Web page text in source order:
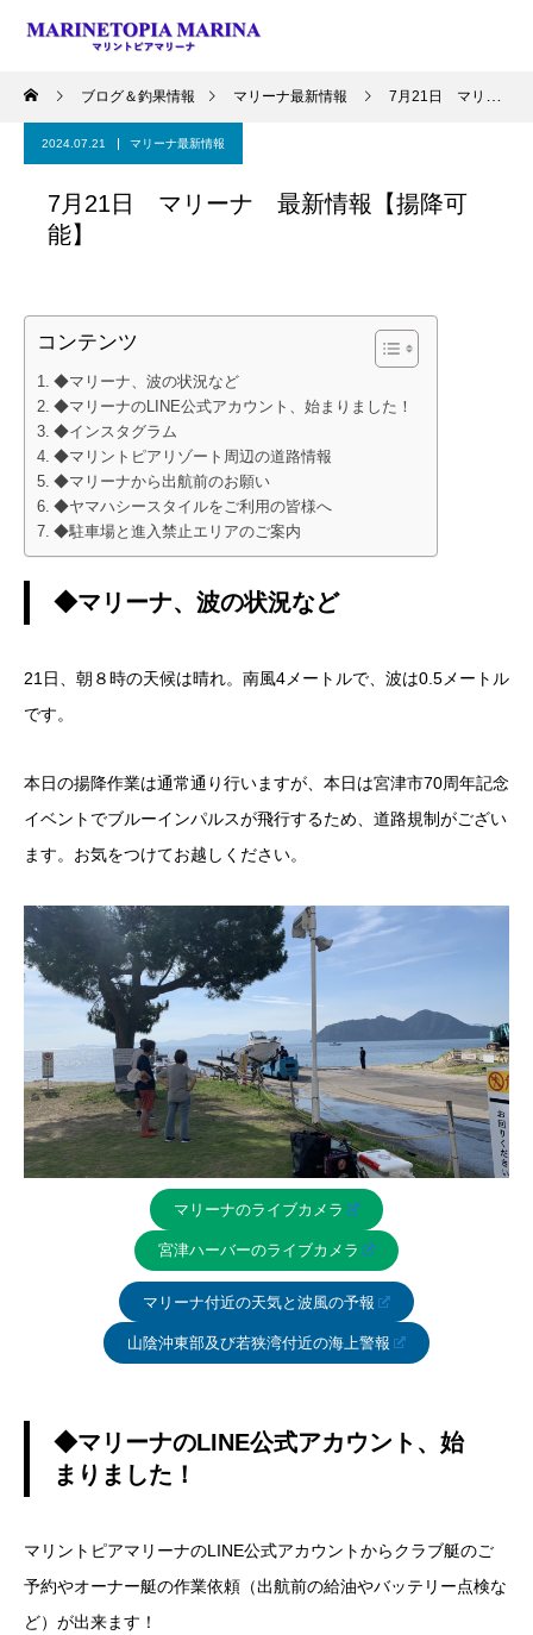
ブログ＆釣果情報 マリーナ最新情報 7月21日 マリーナ 最新情報【揚降可能】
2024.07.21 マリーナ最新情報
7月21日 マリーナ 最新情報【揚降可
能】
コンテンツ
◆マリーナ、波の状況など
◆マリーナのLINE公式アカウント、始まりました！
◆インスタグラム
◆マリントピアリゾート周辺の道路情報
◆マリーナから出航前のお願い
◆ヤマハシースタイルをご利用の皆様へ
◆駐車場と進入禁止エリアのご案内
◆マリーナ、波の状況など
21日、朝８時の天候は晴れ。南風4メートルで、波は0.5メートル
です。
本日の揚降作業は通常通り行いますが、本日は宮津市70周年記念
イベントでブルーインパルスが飛行するため、道路規制がござい
ます。お気をつけてお越しください。
マリーナのライブカメラ
宮津ハーバーのライブカメラ
マリーナ付近の天気と波風の予報
山陰沖東部及び若狭湾付近の海上警報
◆マリーナのLINE公式アカウント、始
まりました！
マリントピアマリーナのLINE公式アカウントからクラブ艇のご
予約やオーナー艇の作業依頼（出航前の給油やバッテリー点検な
ど）が出来ます！